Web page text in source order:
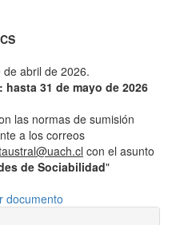
abril de 2026.
31 de mayo de 2026
las normas de sumisión
a los correos
con el asunto
de Sociabilidad"
documento